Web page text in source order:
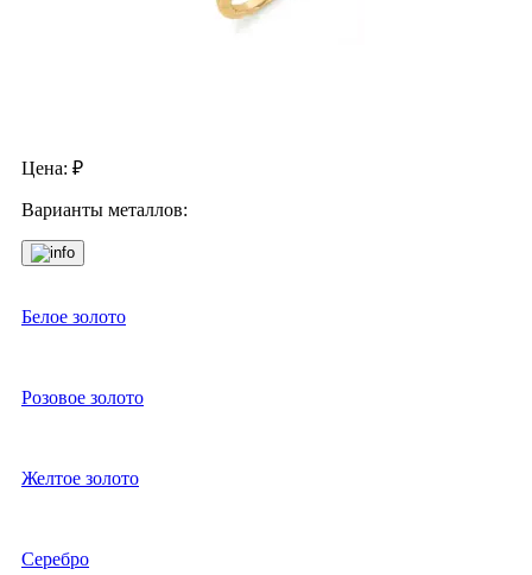
Цена: ₽
Варианты металлов:
Белое золото
Розовое золото
Желтое золото
Серебро